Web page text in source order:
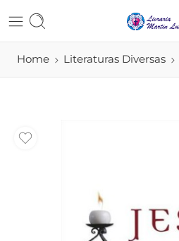
Home Literaturas Diversas